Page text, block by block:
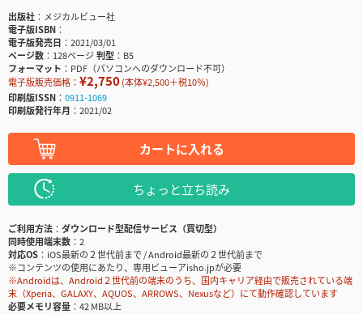
出版社
メジカルビュー社
電子版ISBN
電子版発売日
2021/03/01
ページ数
128ページ判型
B5
フォーマット
PDF（パソコンへのダウンロード不可）
電子版販売価格： ¥2,750(本体¥2,500＋税10％)
印刷版ISSN
0911-1069
印刷版発行年月
2021/02
カートに入れる
ちょっと立ち読み
ご利用方法
ダウンロード型配信サービス（買切型）
同時使用端末数
2
対応OS
iOS最新の２世代前まで / Android最新の２世代前まで
※コンテンツの使用にあたり、専用ビューアisho.jpが必要
※Androidは、Android２世代前の端末のうち、国内キャリア経由で販売されている端
末（Xperia、GALAXY、AQUOS、ARROWS、Nexusなど）にて動作確認しています
必要メモリ容量
42 MB以上